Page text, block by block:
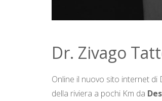
Dr. Zivago
Online il nuovo sito internet di
della riviera a pochi Km da